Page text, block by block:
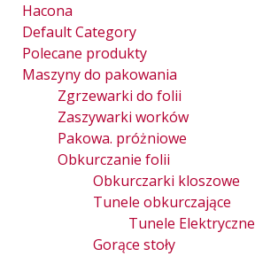
Hacona
Default Category
Polecane produkty
Maszyny do pakowania
Zgrzewarki do folii
Zaszywarki worków
Pakowa. próżniowe
Obkurczanie folii
Obkurczarki kloszowe
Tunele obkurczające
Tunele Elektryczne
Gorące stoły